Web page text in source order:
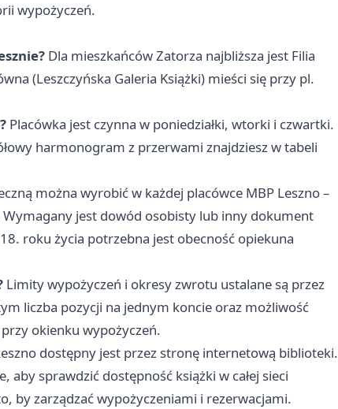
wypożyczeń.
Dla mieszkańców Zatorza najbliższa jest Filia
(Leszczyńska Galeria Książki) mieści się przy pl.
Placówka jest czynna w poniedziałki, wtorki i czwartki.
harmonogram z przerwami znajdziesz w tabeli
można wyrobić w każdej placówce MBP Leszno –
jest dowód osobisty lub inny dokument
roku życia potrzebna jest obecność opiekuna
Limity wypożyczeń i okresy zwrotu ustalane są przez
liczba pozycji na jednym koncie oraz możliwość
okienku wypożyczeń.
dostępny jest przez stronę internetową biblioteki.
aby sprawdzić dostępność książki w całej sieci
by zarządzać wypożyczeniami i rezerwacjami.